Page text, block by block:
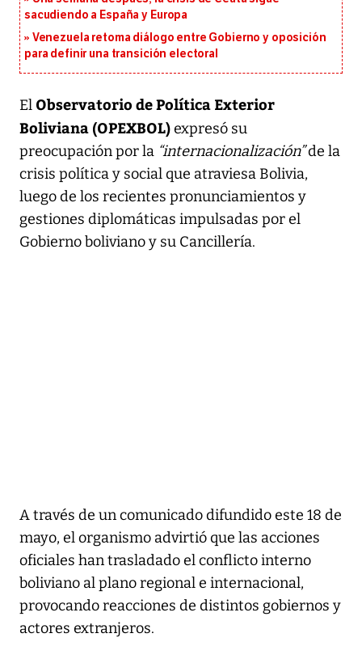
sacudiendo a España y Europa
Venezuela retoma diálogo entre Gobierno y oposición
para definir una transición electoral
El Observatorio de Política Exterior
Boliviana (OPEXBOL)expresó su
preocupación por la “internacionalización”de la
crisis política y social que atraviesa Bolivia,
luego de los recientes pronunciamientos y
gestiones diplomáticas impulsadas por el
Gobierno boliviano y su Cancillería.
A través de un comunicado difundido este 18 de
mayo, el organismo advirtió que las acciones
oficiales han trasladado el conflicto interno
boliviano al plano regional e internacional,
provocando reacciones de distintos gobiernos y
actores extranjeros.